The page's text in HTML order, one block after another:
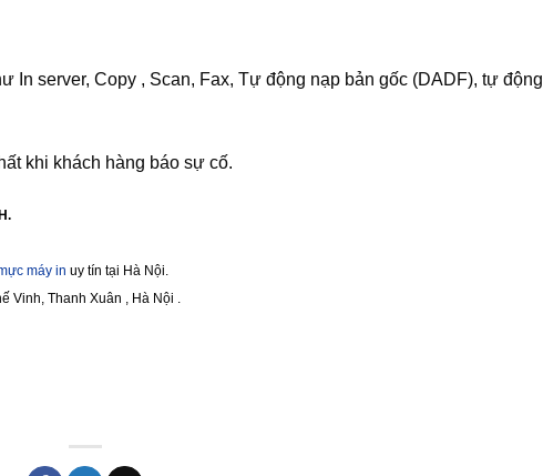
In server, Copy , Scan, Fax, Tự động nạp bản gốc (DADF), tự động
khi khách hàng báo sự cố.
máy in uy tín tại Hà Nội.
Vinh, Thanh Xuân , Hà Nội .